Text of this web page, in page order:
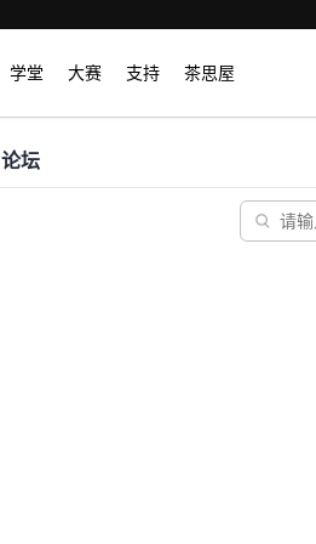
学堂 大赛 支持 茶思屋
论坛